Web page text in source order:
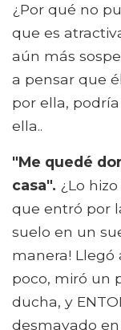
¿Por qué no
que es
aún más
a pensar que
por ella,
ella..
"Me quedé
casa". ¿Lo
que entró por
suelo en un
manera! Llegó
poco, miró un
ducha, y
desmayado